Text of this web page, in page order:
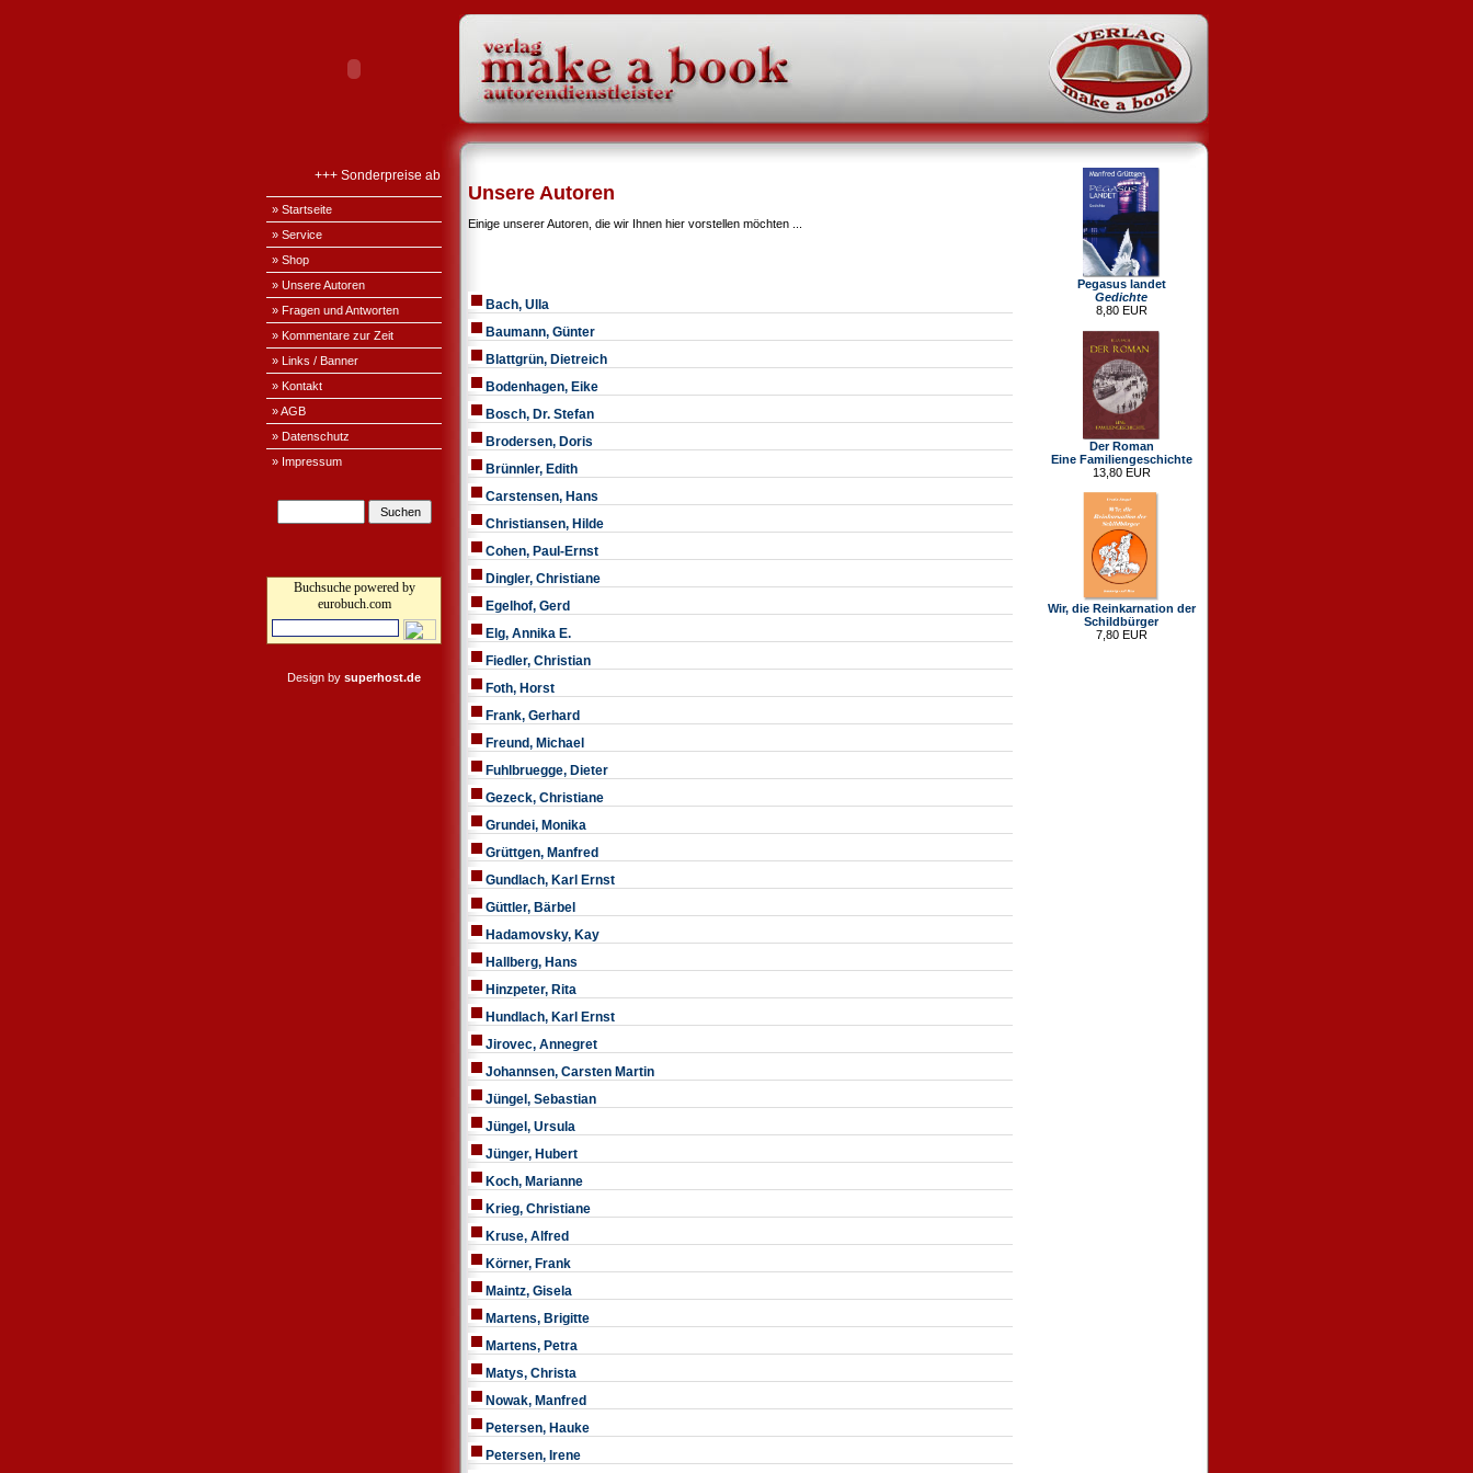
+++ Sonderpreise ab Januar 2026 +++
» Startseite
» Service
» Shop
» Unsere Autoren
» Fragen und Antworten
» Kommentare zur Zeit
» Links / Banner
» Kontakt
» AGB
» Datenschutz
» Impressum
Buchsuche powered by
eurobuch.com
Design by superhost.de
Unsere Autoren
Einige unserer Autoren, die wir Ihnen hier vorstellen möchten ...
Bach, Ulla
Baumann, Günter
Blattgrün, Dietreich
Bodenhagen, Eike
Bosch, Dr. Stefan
Brodersen, Doris
Brünnler, Edith
Carstensen, Hans
Christiansen, Hilde
Cohen, Paul-Ernst
Dingler, Christiane
Egelhof, Gerd
Elg, Annika E.
Fiedler, Christian
Foth, Horst
Frank, Gerhard
Freund, Michael
Fuhlbruegge, Dieter
Gezeck, Christiane
Grundei, Monika
Grüttgen, Manfred
Gundlach, Karl Ernst
Güttler, Bärbel
Hadamovsky, Kay
Hallberg, Hans
Hinzpeter, Rita
Hundlach, Karl Ernst
Jirovec, Annegret
Johannsen, Carsten Martin
Jüngel, Sebastian
Jüngel, Ursula
Jünger, Hubert
Koch, Marianne
Krieg, Christiane
Kruse, Alfred
Körner, Frank
Maintz, Gisela
Martens, Brigitte
Martens, Petra
Matys, Christa
Nowak, Manfred
Petersen, Hauke
Petersen, Irene
Pegasus landet
Gedichte
8,80 EUR
Der Roman
Eine Familiengeschichte
13,80 EUR
Wir, die Reinkarnation der
Schildbürger
7,80 EUR